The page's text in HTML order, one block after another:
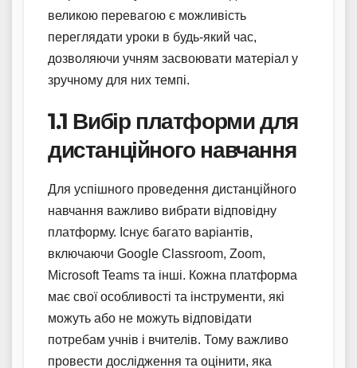
великою перевагою є можливість
переглядати уроки в будь-який час,
дозволяючи учням засвоювати матеріал у
зручному для них темпі.
1.1 Вибір платформи для
дистанційного навчання
Для успішного проведення дистанційного
навчання важливо вибрати відповідну
платформу. Існує багато варіантів,
включаючи Google Classroom, Zoom,
Microsoft Teams та інші. Кожна платформа
має свої особливості та інструменти, які
можуть або не можуть відповідати
потребам учнів і вчителів. Тому важливо
провести дослідження та оцінити, яка